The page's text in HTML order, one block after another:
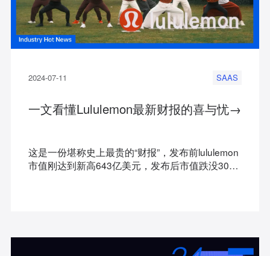
2024-07-11 SAAS
一文看懂Lululemon最新财报的喜与忧→
这是一份堪称史上最贵的“财报”，发布前lululemon
市值刚达到新高643亿美元，发布后市值跌没300